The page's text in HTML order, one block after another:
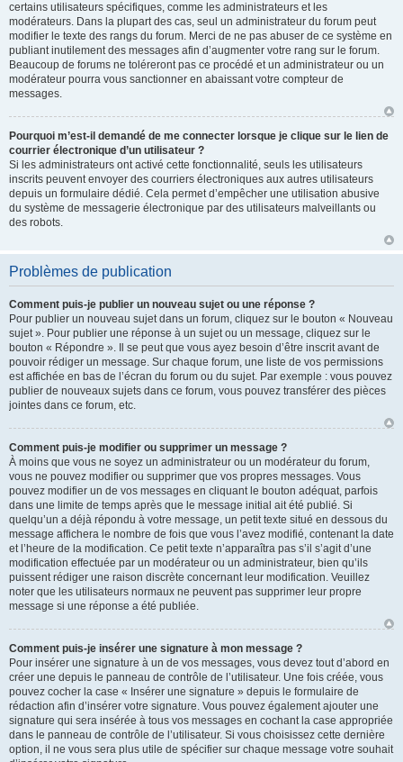
certains utilisateurs spécifiques, comme les administrateurs et les
modérateurs. Dans la plupart des cas, seul un administrateur du forum peut
modifier le texte des rangs du forum. Merci de ne pas abuser de ce système en
publiant inutilement des messages afin d’augmenter votre rang sur le forum.
Beaucoup de forums ne toléreront pas ce procédé et un administrateur ou un
modérateur pourra vous sanctionner en abaissant votre compteur de
messages.
Pourquoi m’est-il demandé de me connecter lorsque je clique sur le lien de
courrier électronique d’un utilisateur ?
Si les administrateurs ont activé cette fonctionnalité, seuls les utilisateurs
inscrits peuvent envoyer des courriers électroniques aux autres utilisateurs
depuis un formulaire dédié. Cela permet d’empêcher une utilisation abusive
du système de messagerie électronique par des utilisateurs malveillants ou
des robots.
Problèmes de publication
Comment puis-je publier un nouveau sujet ou une réponse ?
Pour publier un nouveau sujet dans un forum, cliquez sur le bouton « Nouveau
sujet ». Pour publier une réponse à un sujet ou un message, cliquez sur le
bouton « Répondre ». Il se peut que vous ayez besoin d’être inscrit avant de
pouvoir rédiger un message. Sur chaque forum, une liste de vos permissions
est affichée en bas de l’écran du forum ou du sujet. Par exemple : vous pouvez
publier de nouveaux sujets dans ce forum, vous pouvez transférer des pièces
jointes dans ce forum, etc.
Comment puis-je modifier ou supprimer un message ?
À moins que vous ne soyez un administrateur ou un modérateur du forum,
vous ne pouvez modifier ou supprimer que vos propres messages. Vous
pouvez modifier un de vos messages en cliquant le bouton adéquat, parfois
dans une limite de temps après que le message initial ait été publié. Si
quelqu’un a déjà répondu à votre message, un petit texte situé en dessous du
message affichera le nombre de fois que vous l’avez modifié, contenant la date
et l’heure de la modification. Ce petit texte n’apparaîtra pas s’il s’agit d’une
modification effectuée par un modérateur ou un administrateur, bien qu’ils
puissent rédiger une raison discrète concernant leur modification. Veuillez
noter que les utilisateurs normaux ne peuvent pas supprimer leur propre
message si une réponse a été publiée.
Comment puis-je insérer une signature à mon message ?
Pour insérer une signature à un de vos messages, vous devez tout d’abord en
créer une depuis le panneau de contrôle de l’utilisateur. Une fois créée, vous
pouvez cocher la case « Insérer une signature » depuis le formulaire de
rédaction afin d’insérer votre signature. Vous pouvez également ajouter une
signature qui sera insérée à tous vos messages en cochant la case appropriée
dans le panneau de contrôle de l’utilisateur. Si vous choisissez cette dernière
option, il ne vous sera plus utile de spécifier sur chaque message votre souhait